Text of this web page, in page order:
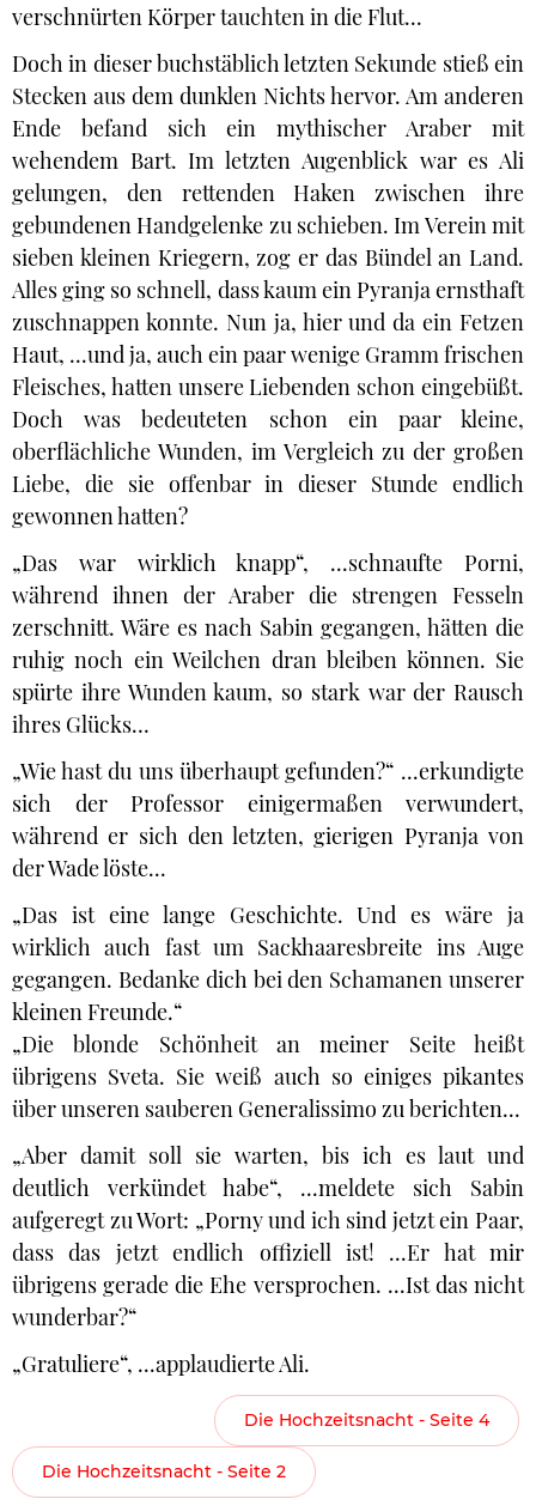
verschnürten Körper tauchten in die Flut...
Doch in dieser buchstäblich letzten Sekunde stieß ein
Stecken aus dem dunklen Nichts hervor. Am anderen
Ende befand sich ein mythischer Araber mit
wehendem Bart. Im letzten Augenblick war es Ali
gelungen, den rettenden Haken zwischen ihre
gebundenen Handgelenke zu schieben. Im Verein mit
sieben kleinen Kriegern, zog er das Bündel an Land.
Alles ging so schnell, dass kaum ein Pyranja ernsthaft
zuschnappen konnte. Nun ja, hier und da ein Fetzen
Haut, ...und ja, auch ein paar wenige Gramm frischen
Fleisches, hatten unsere Liebenden schon eingebüßt.
Doch was bedeuteten schon ein paar kleine,
oberflächliche Wunden, im Vergleich zu der großen
Liebe, die sie offenbar in dieser Stunde endlich
gewonnen hatten?
„Das war wirklich knapp“, ...schnaufte Porni,
während ihnen der Araber die strengen Fesseln
zerschnitt. Wäre es nach Sabin gegangen, hätten die
ruhig noch ein Weilchen dran bleiben können. Sie
spürte ihre Wunden kaum, so stark war der Rausch
ihres Glücks…
„Wie hast du uns überhaupt gefunden?“ ...erkundigte
sich der Professor einigermaßen verwundert,
während er sich den letzten, gierigen Pyranja von
der Wade löste...
„Das ist eine lange Geschichte. Und es wäre ja
wirklich auch fast um Sackhaaresbreite ins Auge
gegangen. Bedanke dich bei den Schamanen unserer
kleinen Freunde.“
„Die blonde Schönheit an meiner Seite heißt
übrigens Sveta. Sie weiß auch so einiges pikantes
über unseren sauberen Generalissimo zu berichten...
„Aber damit soll sie warten, bis ich es laut und
deutlich verkündet habe“, ...meldete sich Sabin
aufgeregt zu Wort: „Porny und ich sind jetzt ein Paar,
dass das jetzt endlich offiziell ist! ...Er hat mir
übrigens gerade die Ehe versprochen. ...Ist das nicht
wunderbar?“
„Gratuliere“, ...applaudierte Ali.
Die Hochzeitsnacht - Seite 4
Die Hochzeitsnacht - Seite 2